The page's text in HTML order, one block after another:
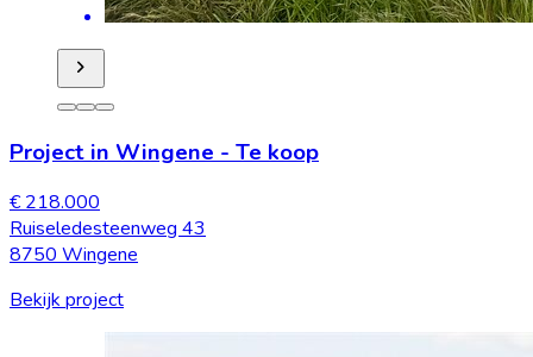
Project in Wingene - Te koop
€ 218.000
Ruiseledesteenweg 43
8750 Wingene
Bekijk project